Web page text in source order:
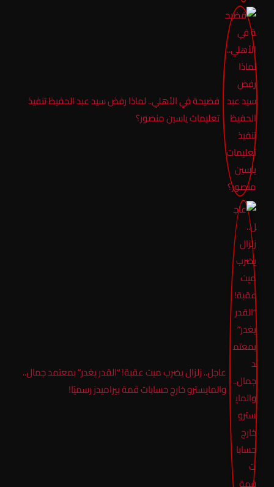
فضيحة في الأهلي.. لماذا رفض سيد عبد الحفيظ تنفيذ
تعليمات ياسين منصور؟
عاجل.. زلزال يضرب ميت عقبة! “القدر يغدر” بمعتمد جمال..
والمايسترو خارج حسابات قمة بيراميدز رسميًا!